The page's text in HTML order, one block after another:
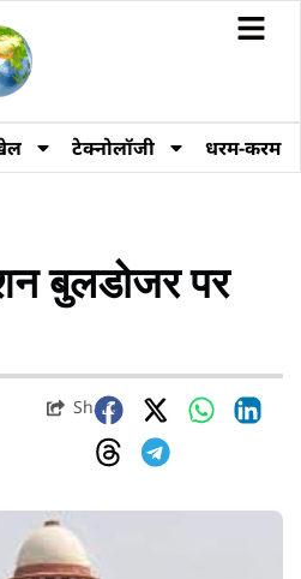
टेक्नोलॉजी धरम-करम
बुलडोजर पर
Share